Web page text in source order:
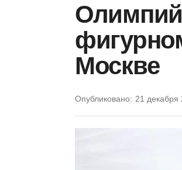
Москве
Опубликовано: 21 декабря